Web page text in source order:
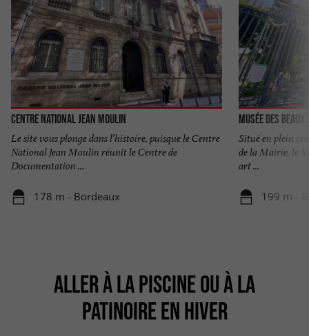
Centre National Jean Moulin
Le site vous plonge dans l’histoire, puisque le Centre
National Jean Moulin réunit le Centre de
Documentation ...
178 m - Bordeaux
Musée des
Situé en plein
de la Mairie, le
art ...
199 m -
ALLER À LA PISCINE OU À LA
PATINOIRE EN HIVER